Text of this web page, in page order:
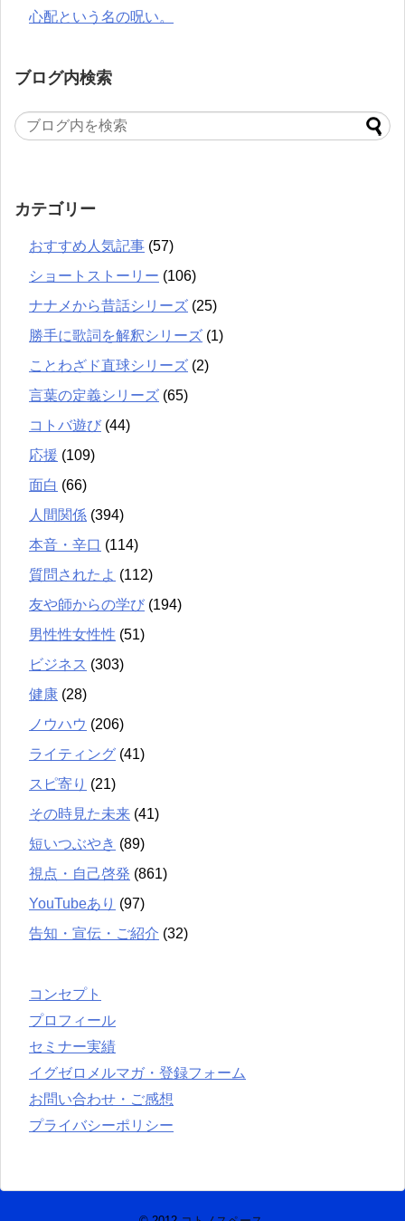
心配という名の呪い。
ブログ内検索
カテゴリー
おすすめ人気記事 (57)
ショートストーリー (106)
ナナメから昔話シリーズ (25)
勝手に歌詞を解釈シリーズ (1)
ことわざド直球シリーズ (2)
言葉の定義シリーズ (65)
コトバ遊び (44)
応援 (109)
面白 (66)
人間関係 (394)
本音・辛口 (114)
質問されたよ (112)
友や師からの学び (194)
男性性女性性 (51)
ビジネス (303)
健康 (28)
ノウハウ (206)
ライティング (41)
スピ寄り (21)
その時見た未来 (41)
短いつぶやき (89)
視点・自己啓発 (861)
YouTubeあり (97)
告知・宣伝・ご紹介 (32)
コンセプト
プロフィール
セミナー実績
イグゼロメルマガ・登録フォーム
お問い合わせ・ご感想
プライバシーポリシー